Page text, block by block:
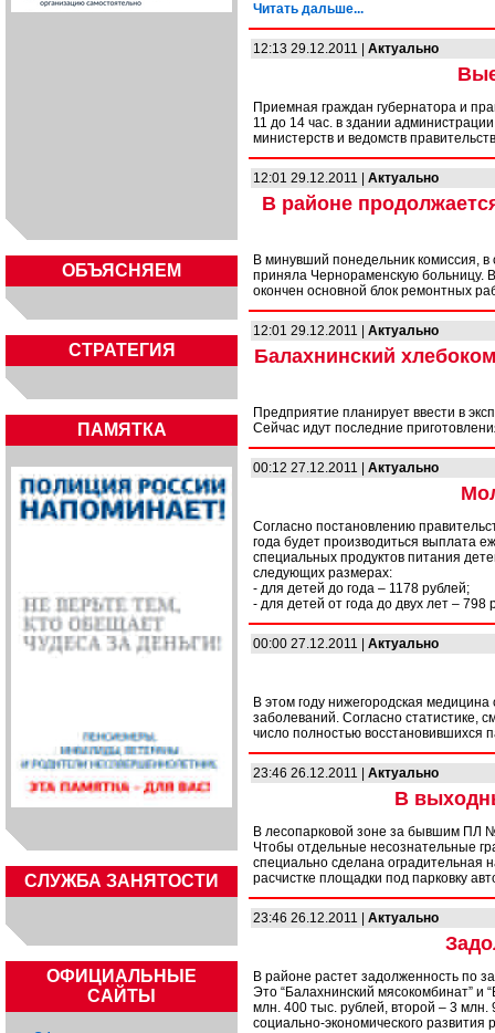
ОБЪЯСНЯЕМ
СТРАТЕГИЯ
ПАМЯТКА
CЛУЖБА ЗАНЯТОСТИ
ОФИЦИАЛЬНЫЕ
САЙТЫ
Читать дальше...
12:13 29.12.2011 | Актуально
Приемная граждан губернатора и
11 до 14 час. в здании
министерств и ведомств
12:01 29.12.2011 | Актуально
В районе
В минувший понедельник комиссия,
приняла Чернораменскую больницу.
окончен основной блок ремонтных
12:01 29.12.2011 | Актуально
Балахнинский
Предприятие планирует ввести в
Сейчас идут последние
00:12 27.12.2011 | Актуально
Согласно постановлению
года будет производиться выплата
специальных продуктов питания
следующих размерах:
- для детей до года – 1178 рублей;
- для детей от года до двух лет – 798
00:00 27.12.2011 | Актуально
В этом году нижегородская
заболеваний. Согласно статистике,
число полностью восстановившихся
23:46 26.12.2011 | Актуально
В
В лесопарковой зоне за бывшим ПЛ
Чтобы отдельные несознательные
специально сделана оградительная
расчистке площадки под парковку
23:46 26.12.2011 | Актуально
В районе растет задолженность по
Это “Балахнинский мясокомбинат” и
млн. 400 тыс. рублей, второй – 3
социально-экономического